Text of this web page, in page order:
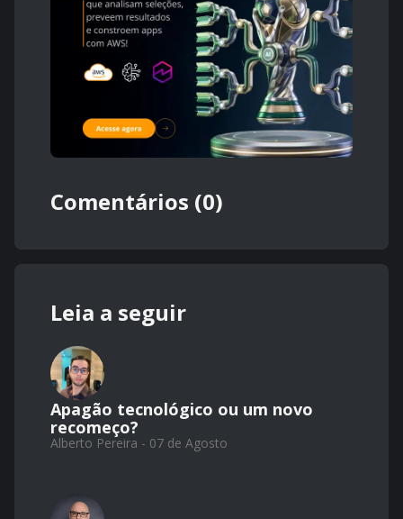
Comentários (0)
Leia a seguir
Apagão tecnológico ou um novo
recomeço?
Alberto Pereira - 07 de Agosto